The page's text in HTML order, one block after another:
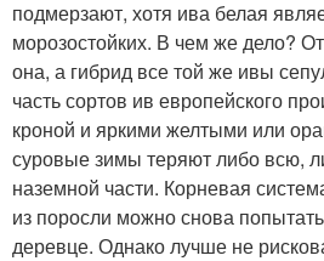
подмерзают, хотя ива белая
морозостойких. В чем же дело?
она, а гибрид все той же ивы
часть сортов ив европейского
кроной и яркими желтыми или
суровые зимы теряют либо всю,
наземной части. Корневая
из поросли можно снова
деревце. Однако лучше не